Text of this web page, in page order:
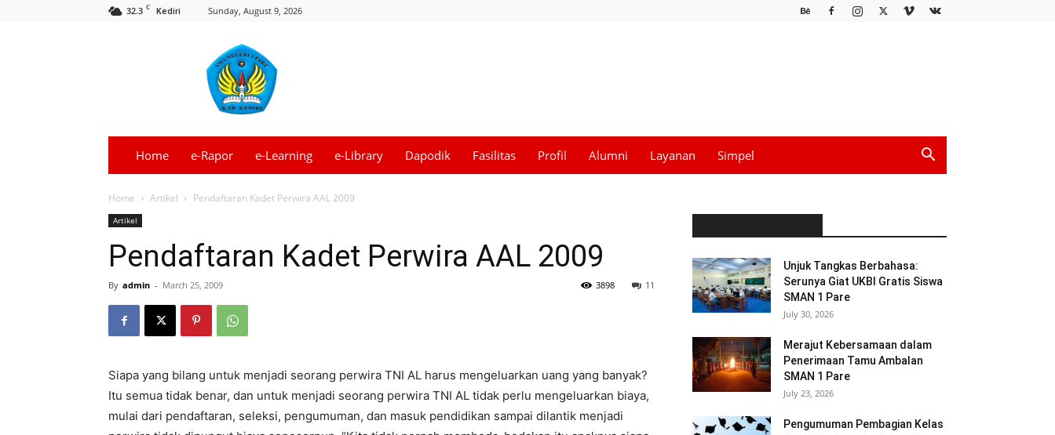
32.3 C Kediri Sunday, August 9, 2026
–
Kediri
Home e-Rapor e-Learning e-Library Dapodik Fasilitas Profil Alumni Layanan Simpel
Home Artikel Pendaftaran Kadet Perwira AAL 2009
Artikel
Pendaftaran Kadet Perwira AAL 2009
By admin - March 25, 2009 11
3898
Siapa yang bilang untuk menjadi seorang perwira TNI AL harus mengeluarkan uang yang banyak?
Itu semua tidak benar, dan untuk menjadi seorang perwira TNI AL tidak perlu mengeluarkan biaya,
mulai dari pendaftaran, seleksi, pengumuman, dan masuk pendidikan sampai dilantik menjadi
Unjuk Tangkas Berbahasa:
Serunya Giat UKBI Gratis Siswa
SMAN 1 Pare
July 30, 2026
Merajut Kebersamaan dalam
Penerimaan Tamu Ambalan
SMAN 1 Pare
July 23, 2026
Pengumuman Pembagian Kelas